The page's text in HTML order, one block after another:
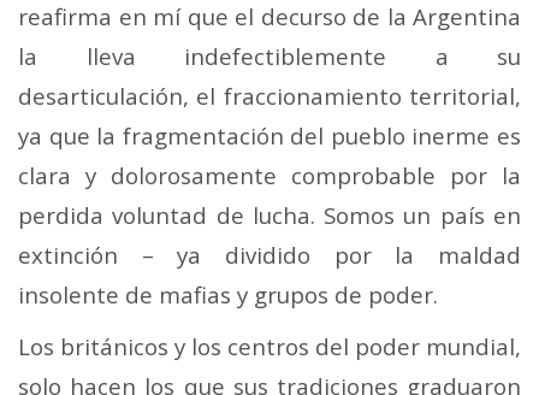
reafirma en mí que el decurso de la Argentina
la lleva indefectiblemente a su
desarticulación, el fraccionamiento territorial,
ya que la fragmentación del pueblo inerme es
clara y dolorosamente comprobable por la
perdida voluntad de lucha. Somos un país en
extinción – ya dividido por la maldad
insolente de mafias y grupos de poder.
Los británicos y los centros del poder mundial,
solo hacen los que sus tradiciones graduaron